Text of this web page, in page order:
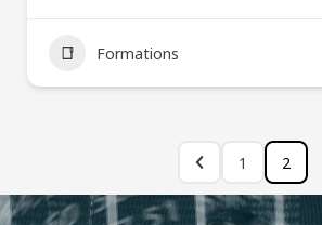
Formations
1 2